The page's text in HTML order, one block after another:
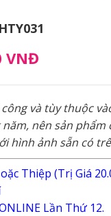
VNĐ
và tùy thuộc
nên sản phẩm
hình ảnh sẵn có
Thiệp (Trị Giá
Lần Thứ 12.